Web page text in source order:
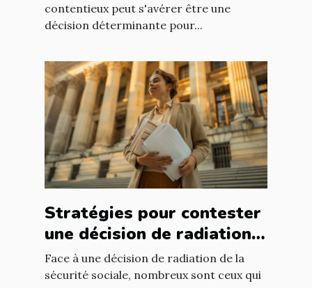
contentieux peut s'avérer être une
décision déterminante pour...
Stratégies pour contester
une décision de radiation
de la sécurité sociale
Face à une décision de radiation de la
sécurité sociale, nombreux sont ceux qui